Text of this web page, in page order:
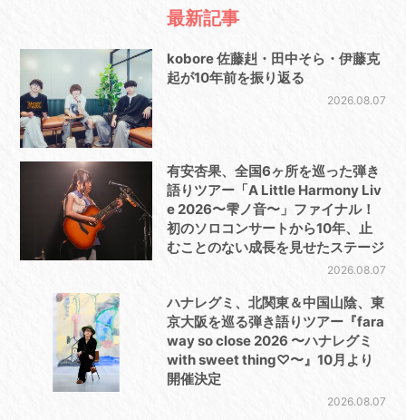
最新記事
kobore 佐藤赳・田中そら・伊藤克
起が10年前を振り返る
2026.08.07
有安杏果、全国6ヶ所を巡った弾き
語りツアー「A Little Harmony Liv
e 2026〜雫ノ音〜」ファイナル！
初のソロコンサートから10年、止
むことのない成長を見せたステージ
2026.08.07
ハナレグミ、北関東＆中国山陰、東
京大阪を巡る弾き語りツアー『fara
way so close 2026 〜ハナレグミ
with sweet thing♡〜』10月より
開催決定
2026.08.07